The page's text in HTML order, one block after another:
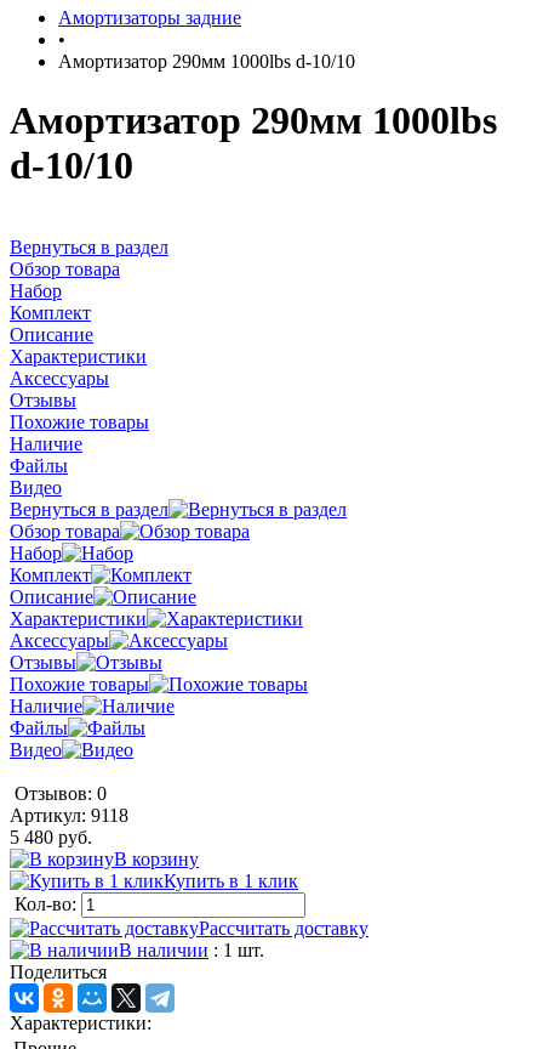
Амортизаторы задние
•
Амортизатор 290мм 1000lbs d-10/10
Амортизатор 290мм 1000lbs
d-10/10
Вернуться в раздел
Обзор товара
Набор
Комплект
Описание
Характеристики
Аксессуары
Отзывы
Похожие товары
Наличие
Файлы
Видео
Вернуться в раздел
Обзор товара
Набор
Комплект
Описание
Характеристики
Аксессуары
Отзывы
Похожие товары
Наличие
Файлы
Видео
Отзывов: 0
Артикул: 9118
5 480 руб.
В корзину
Купить в 1 клик
Кол-во:
Рассчитать доставку
В наличии : 1 шт.
Поделиться
Характеристики: